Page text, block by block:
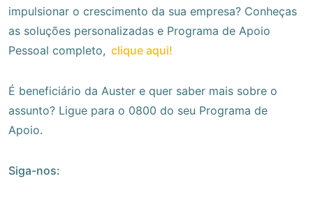
impulsionar o crescimento da sua empresa? Conheças
as soluções personalizadas e Programa de Apoio
Pessoal completo, clique aqui!
É beneficiário da Auster e quer saber mais sobre o
assunto? Ligue para o 0800 do seu Programa de
Apoio.
Siga-nos: